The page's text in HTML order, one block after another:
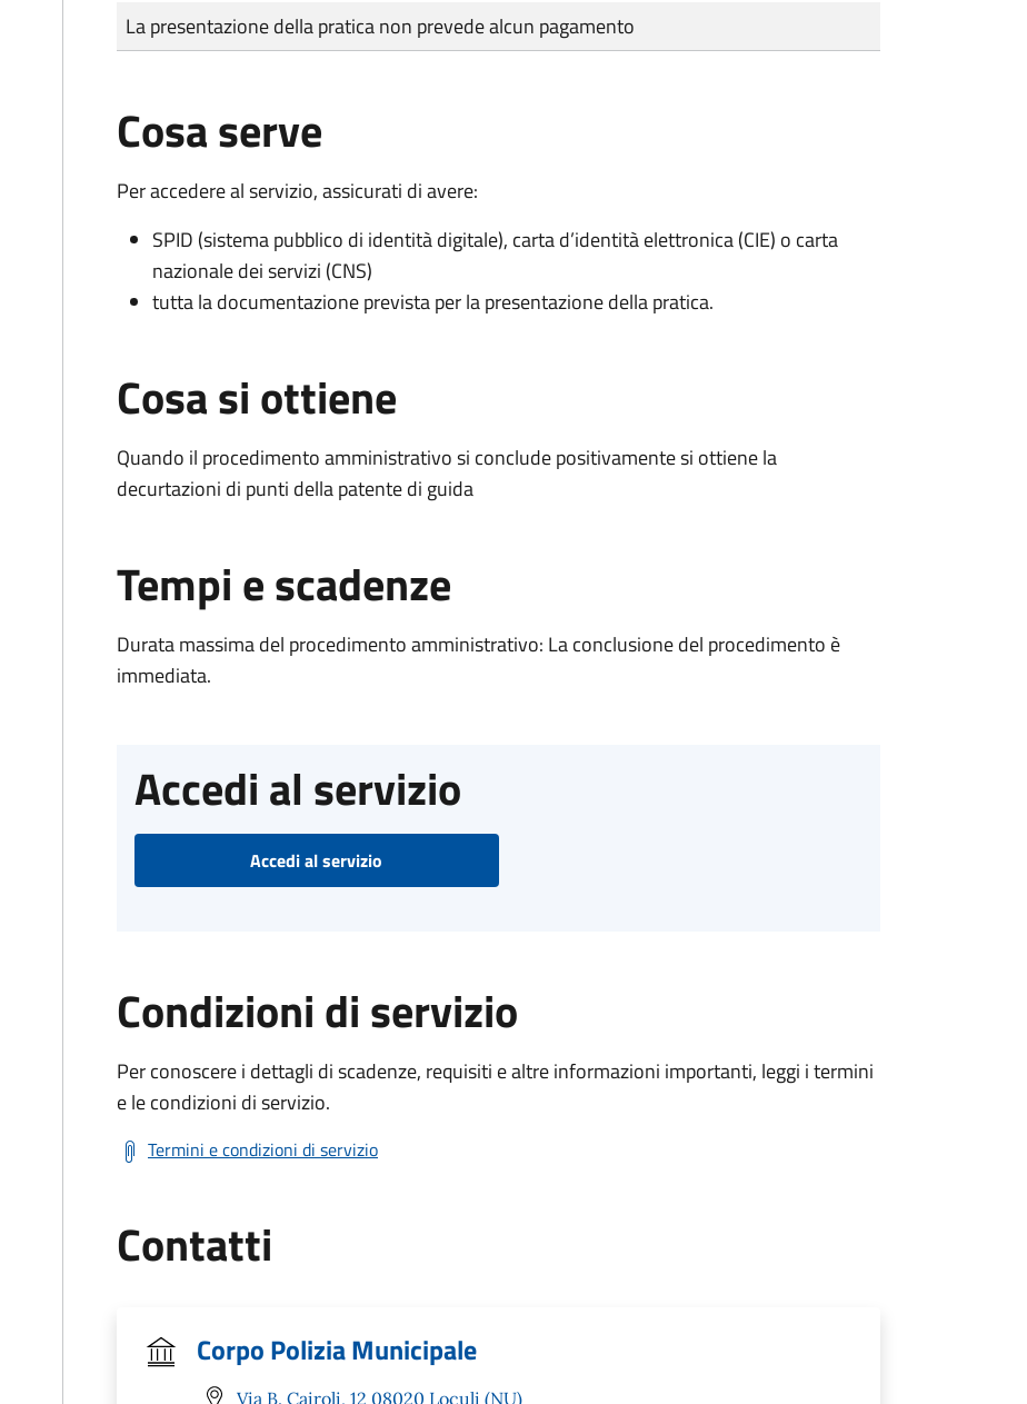
Tipo di pagamento
Importo
La presentazione della pratica non prevede alcun pagamento
Cosa serve
Per accedere al servizio, assicurati di avere:
SPID (sistema pubblico di identità digitale), carta d’identità elettronica (CIE) o carta
nazionale dei servizi (CNS)
tutta la documentazione prevista per la presentazione della pratica.
Cosa si ottiene
Quando il procedimento amministrativo si conclude positivamente si ottiene la
decurtazioni di punti della patente di guida
Tempi e scadenze
Durata massima del procedimento amministrativo: La conclusione del procedimento è
immediata.
Accedi al servizio
Accedi al servizio
Condizioni di servizio
Per conoscere i dettagli di scadenze, requisiti e altre informazioni importanti, leggi i termini
e le condizioni di servizio.
Termini e condizioni di servizio
Contatti
Corpo Polizia Municipale
Via B. Cairoli, 12 08020 Loculi (NU)